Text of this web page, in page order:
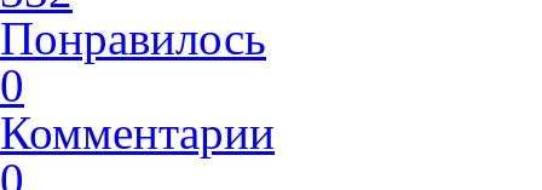
Понравилось
0
Комментарии